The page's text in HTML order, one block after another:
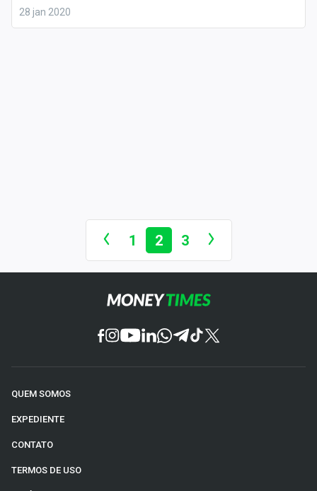
28 jan 2020
1 2 3
QUEM SOMOS
EXPEDIENTE
CONTATO
TERMOS DE USO